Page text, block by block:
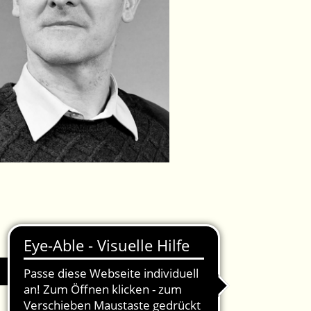
IMPRESSUM